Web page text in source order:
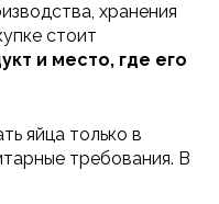
хранения
стоит
и место, где его
яйца только в
требования. В